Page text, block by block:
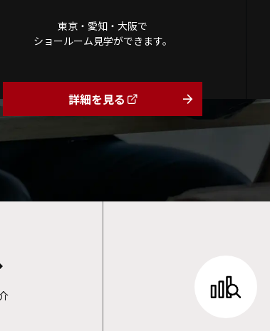
東京・愛知・大阪で
ショールーム見学ができます。
詳細を見る arrow_forward